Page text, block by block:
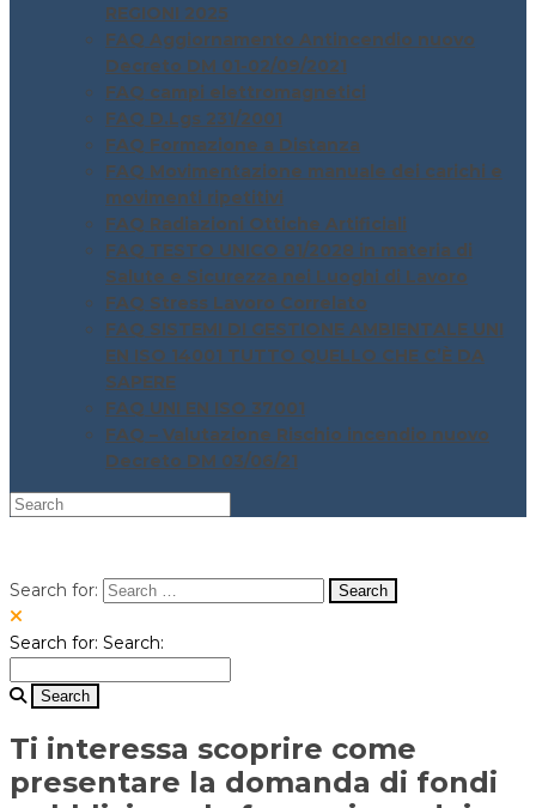
REGIONI 2025
FAQ Aggiornamento Antincendio nuovo
Decreto DM 01-02/09/2021
FAQ campi elettromagnetici
FAQ D.Lgs 231/2001
FAQ Formazione a Distanza
FAQ Movimentazione manuale dei carichi e
movimenti ripetitivi
FAQ Radiazioni Ottiche Artificiali
FAQ TESTO UNICO 81/2028 in materia di
Salute e Sicurezza nei Luoghi di Lavoro
FAQ Stress Lavoro Correlato
FAQ SISTEMI DI GESTIONE AMBIENTALE UNI
EN ISO 14001 TUTTO QUELLO CHE C’È DA
SAPERE
FAQ UNI EN ISO 37001
FAQ – Valutazione Rischio incendio nuovo
Decreto DM 03/06/21
Search for:
Search for: Search:
Ti interessa scoprire come
presentare la domanda di fondi